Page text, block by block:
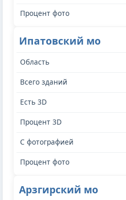
Ипатовский мо
Арзгирский мо